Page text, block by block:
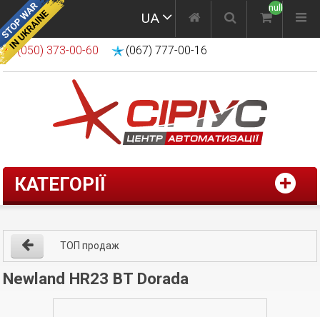
UA
null
(050) 373-00-60 (067) 777-00-16
КАТЕГОРІЇ
ТОП продаж
Newland HR23 BT Dorada